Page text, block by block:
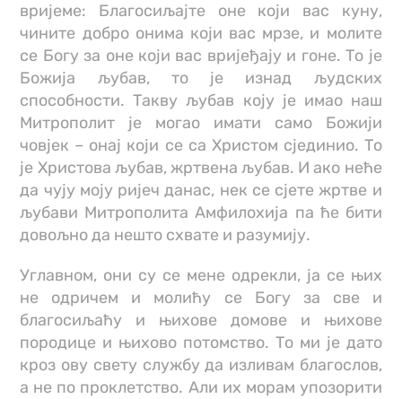
вријеме: Благосиљајте оне који вас куну,
чините добро онима који вас мрзе, и молите
се Богу за оне који вас вријеђају и гоне. То је
Божија љубав, то је изнад људских
способности. Такву љубав коју је имао наш
Митрополит је могао имати само Божији
човјек – онај који се са Христом сјединио. То
је Христова љубав, жртвена љубав. И ако неће
да чују моју ријеч данас, нек се сјете жртве и
љубави Митрополита Амфилохија па ће бити
довољно да нешто схвате и разумију.
Углавном, они су се мене одрекли, ја се њих
не одричем и молићу се Богу за све и
благосиљаћу и њихове домове и њихове
породице и њихово потомство. То ми је дато
кроз ову свету службу да изливам благослов,
а не по проклетство. Али их морам упозорити